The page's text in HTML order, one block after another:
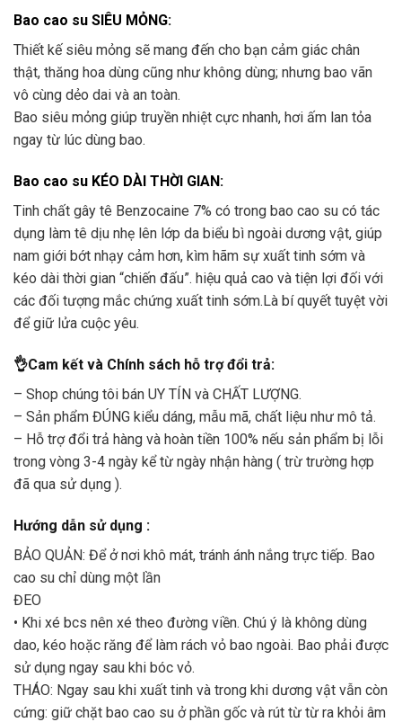
Bao cao su SIÊU MỎNG:
Thiết kế siêu mỏng sẽ mang đến cho bạn cảm giác chân
thật, thăng hoa dùng cũng như không dùng; nhưng bao vãn
vô cùng dẻo dai và an toàn.
Bao siêu mỏng giúp truyền nhiệt cực nhanh, hơi ấm lan tỏa
ngay từ lúc dùng bao.
Bao cao su KÉO DÀI THỜI GIAN:
Tinh chất gây tê Benzocaine 7% có trong bao cao su có tác
dụng làm tê dịu nhẹ lên lớp da biểu bì ngoài dương vật, giúp
nam giới bớt nhạy cảm hơn, kìm hãm sự xuất tinh sớm và
kéo dài thời gian “chiến đấu”. hiệu quả cao và tiện lợi đối với
các đối tượng mắc chứng xuất tinh sớm.Là bí quyết tuyệt vời
để giữ lửa cuộc yêu.
👌Cam kết và Chính sách hỗ trợ đổi trả:
– Shop chúng tôi bán UY TÍN và CHẤT LƯỢNG.
– Sản phẩm ĐÚNG kiểu dáng, mẫu mã, chất liệu như mô tả.
– Hỗ trợ đổi trả hàng và hoàn tiền 100% nếu sản phẩm bị lỗi
trong vòng 3-4 ngày kể từ ngày nhận hàng ( trừ trường hợp
đã qua sử dụng ).
Hướng dẫn sử dụng :
BẢO QUẢN: Để ở nơi khô mát, tránh ánh nắng trực tiếp. Bao
cao su chỉ dùng một lần
ĐEO
• Khi xé bcs nên xé theo đường viền. Chú ý là không dùng
dao, kéo hoặc răng để làm rách vỏ bao ngoài. Bao phải được
sử dụng ngay sau khi bóc vỏ.
THÁO: Ngay sau khi xuất tinh và trong khi dương vật vẫn còn
cứng: giữ chặt bao cao su ở phần gốc và rút từ từ ra khỏi âm